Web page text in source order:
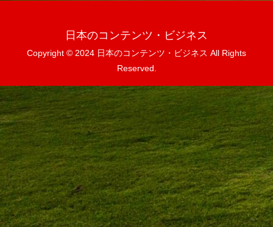
日本のコンテンツ・ビジネス
Copyright © 2024 日本のコンテンツ・ビジネス All Rights
Reserved.